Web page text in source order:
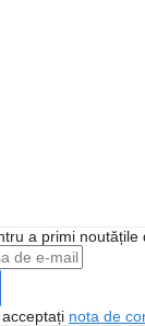
a primi noutățile
nota de